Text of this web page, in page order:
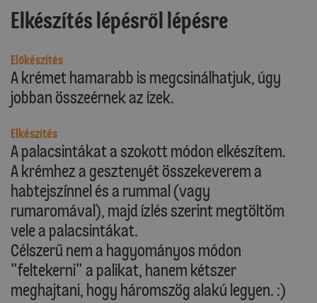
Elkészítés lépésről lépésre
Előkészítés
A krémet hamarabb is megcsinálhatjuk, úgy
jobban összeérnek az ízek.
Elkészítés
A palacsintákat a szokott módon elkészítem.
A krémhez a gesztenyét összekeverem a
habtejszínnel és a rummal (vagy
rumaromával), majd ízlés szerint megtöltöm
vele a palacsintákat.
Célszerű nem a hagyományos módon
"feltekerni" a palikat, hanem kétszer
meghajtani, hogy háromszög alakú legyen. :)